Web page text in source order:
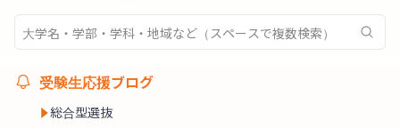
受験生応援ブログ
総合型選抜